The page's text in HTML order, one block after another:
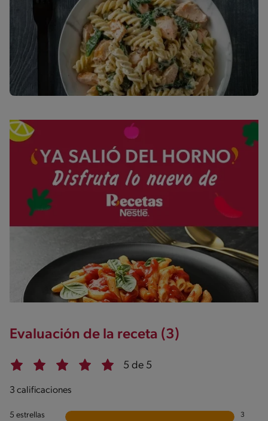
Sodio
434g / 0%
Evaluación de la receta (3)
5 de 5
3 calificaciones
5 estrellas 3